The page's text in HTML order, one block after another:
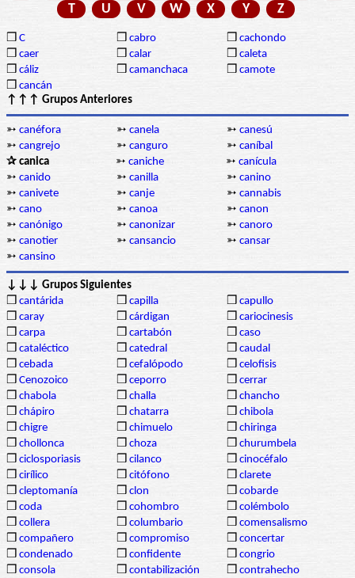
T
U V W X Y Z
❒ C ❒ cabro ❒ cachondo
❒ caer ❒ calar ❒ caleta
❒ cáliz ❒ camanchaca ❒ camote
❒ cancán
↑↑↑ Grupos Anteriores
➳ canéfora ➳ canela ➳ canesú
➳ cangrejo ➳ canguro ➳ caníbal
✰ canica
➳ caniche ➳ canícula
➳ canido ➳ canilla ➳ canino
➳ canivete ➳ canje ➳ cannabis
➳ cano ➳ canoa ➳ canon
➳ canónigo ➳ canonizar ➳ canoro
➳ canotier ➳ cansancio ➳ cansar
➳ cansino
↓↓↓ Grupos Siguientes
❒ cantárida ❒ capilla ❒ capullo
❒ caray ❒ cárdigan ❒ cariocinesis
❒ carpa ❒ cartabón ❒ caso
❒ cataléctico ❒ catedral ❒ caudal
❒ cebada ❒ cefalópodo ❒ celofisis
❒ Cenozoico ❒ ceporro ❒ cerrar
❒ chabola ❒ challa ❒ chancho
❒ chápiro ❒ chatarra ❒ chibola
❒ chigre ❒ chimuelo ❒ chiringa
❒ chollonca ❒ choza ❒ churumbela
❒ ciclosporiasis ❒ cilanco ❒ cinocéfalo
❒ cirílico ❒ citófono ❒ clarete
❒ cleptomanía ❒ clon ❒ cobarde
❒ coda ❒ cohombro ❒ colémbolo
❒ collera ❒ columbario ❒ comensalismo
❒ compañero ❒ compromiso ❒ concertar
❒ condenado ❒ confidente ❒ congrio
❒ consola ❒ contabilización ❒ contrahecho